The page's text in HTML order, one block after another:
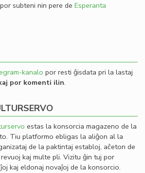
subteni nin pere de Esperanta
kanalo por resti ĝisdata pri la lastaj
por komenti ilin.
estas la konsorcia magazeno de la
Tiu platformo ebligas la aliĝon al la
de la paktintaj establoj, aĉeton de
kaj multe pli. Vizitu ĝin tuj por
kaj eldonaj novaĵoj de la konsorcio.